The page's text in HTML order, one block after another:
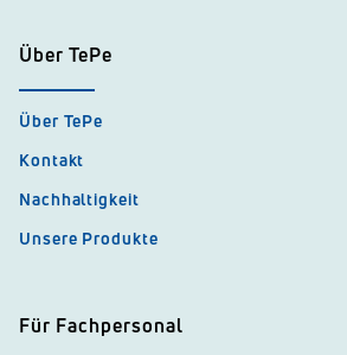
Über TePe
Über TePe
Kontakt
Nachhaltigkeit
Unsere Produkte
Für Fachpersonal